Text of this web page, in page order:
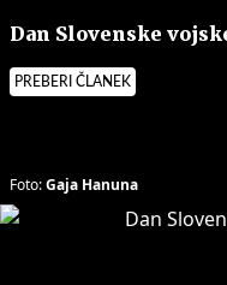
Dan Slovenske
PREBERI ČLANEK
Foto:Gaja Hanuna